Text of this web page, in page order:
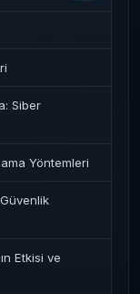
Siber
Yöntemleri
Etkisi ve